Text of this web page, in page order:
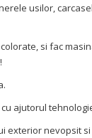
usilor,
si fac
ajutorul
exterior nevopsit